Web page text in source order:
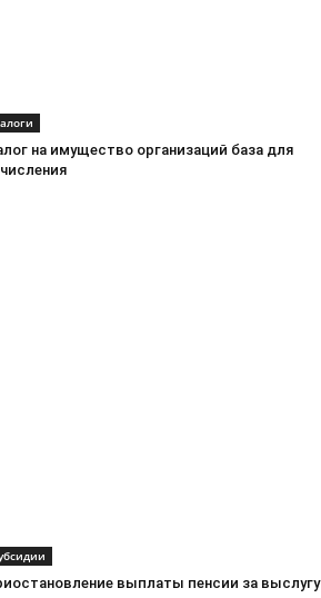
на имущество организаций база для
выплаты пенсии за выслугу